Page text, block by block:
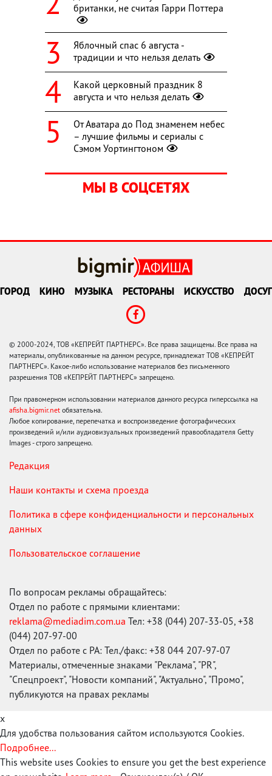
британки, не считая Гарри Поттера
Яблочный спас 6 августа -
традиции и что нельзя делать
Какой церковный праздник 8
августа и что нельзя делать
От Аватара до Под знаменем небес
– лучшие фильмы и сериалы с
Сэмом Уортингтоном
МЫ В СОЦСЕТЯХ
ГОРОД КИНО МУЗЫКА РЕСТОРАНЫ ИСКУССТВО ДОСУГ
© 2000-2024, ТОВ «КЕПРЕЙТ ПАРТНЕРС». Все права защищены. Все права на
материалы, опубликованные на данном ресурсе, принадлежат ТОВ «КЕПРЕЙТ
ПАРТНЕРС». Какое-либо использование материалов без письменного
разрешения ТОВ «КЕПРЕЙТ ПАРТНЕРС» запрещено.
При правомерном использовании материалов данного ресурса гиперссылка на
afisha.bigmir.net обязательна.
Любое копирование, перепечатка и воспроизведение фотографических
произведений и/или аудиовизуальных произведений правообладателя Getty
Images - строго запрещено.
Редакция
Наши контакты и схема проезда
Политика в сфере конфиденциальности и персональных
данных
Пользовательское соглашение
По вопросам рекламы обращайтесь:
Отдел по работе с прямыми клиентами:
reklama@mediadim.com.ua Тел: +38 (044) 207-33-05, +38
(044) 207-97-00
Отдел по работе с РА: Тел./факс: +38 044 207-97-07
Материалы, отмеченные знаками "Реклама", "PR",
"Спецпроект", "Новости компаний", "Актуально", "Промо",
публикуются на правах рекламы
x
Для удобства пользования сайтом используются Cookies.
Подробнее...
This website uses Cookies to ensure you get the best experience